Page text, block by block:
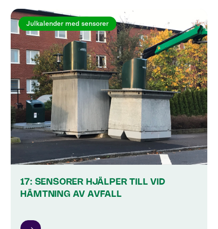
Julkalender med sensorer
17: SENSORER HJÄLPER TILL VID
HÄMTNING AV AVFALL